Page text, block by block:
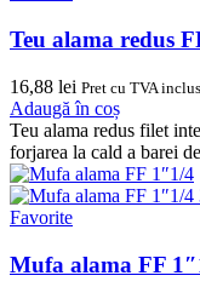
Teu alama redus
16,88 lei Pret cu TVA inclus
Adaugă în coș
Teu alama redus filet
forjarea la cald a barei
Favorite
Mufa alama FF